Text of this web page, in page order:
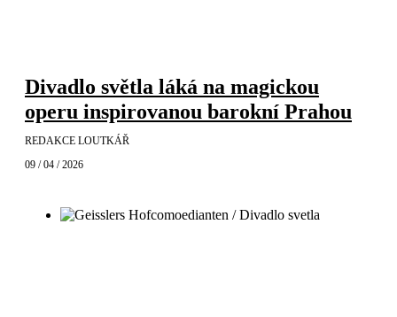
Divadlo světla láká na magickou
operu inspirovanou barokní Prahou
REDAKCE LOUTKÁŘ
09 / 04 / 2026